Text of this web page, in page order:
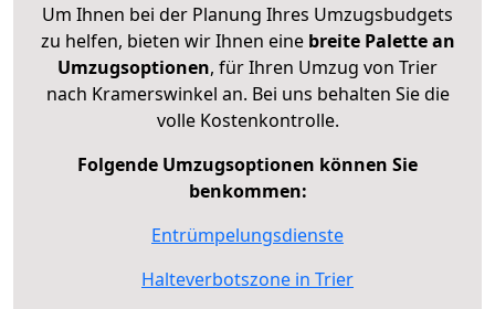
Um Ihnen bei der Planung Ihres Umzugsbudgets
zu helfen, bieten wir Ihnen eine breite Palette an
Umzugsoptionen, für Ihren Umzug von Trier
nach Kramerswinkel an. Bei uns behalten Sie die
volle Kostenkontrolle.
Folgende Umzugsoptionen können Sie
benkommen:
Entrümpelungsdienste
Halteverbotszone in Trier